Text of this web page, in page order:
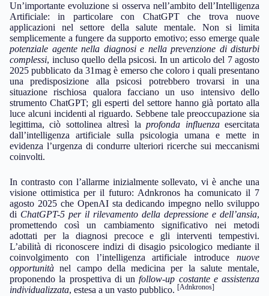
Un’importante evoluzione si osserva nell’ambito dell’Intelligenza
Artificiale: in particolare con ChatGPT che trova nuove
applicazioni nel settore della salute mentale. Non si limita
semplicemente a fungere da supporto emotivo; esso emerge quale
potenziale agente nella diagnosi e nella prevenzione di disturbi
complessi, incluso quello della psicosi. In un articolo del 7 agosto
2025 pubblicato da 31mag è emerso che coloro i quali presentano
una predisposizione alla psicosi potrebbero trovarsi in una
situazione rischiosa qualora facciano un uso intensivo dello
strumento ChatGPT; gli esperti del settore hanno già portato alla
luce alcuni incidenti al riguardo. Sebbene tale preoccupazione sia
legittima, ciò sottolinea altresì laprofonda influenzaesercitata
dall’intelligenza artificiale sulla psicologia umana e mette in
evidenza l’urgenza di condurre ulteriori ricerche sui meccanismi
coinvolti.
In contrasto con l’allarme inizialmente sollevato, vi è anche una
visione ottimistica per il futuro: Adnkronos ha comunicato il 7
agosto 2025 che OpenAI sta dedicando impegno nello sviluppo
di ChatGPT-5 per il rilevamento della depressione e dell’ansia,
promettendo così un cambiamento significativo nei metodi
adottati per la diagnosi precoce e gli interventi tempestivi.
L’abilità di riconoscere indizi di disagio psicologico mediante il
coinvolgimento con l’intelligenza artificiale introduce nuove
opportunità nel campo della medicina per la salute mentale,
proponendo la prospettiva di unfollow-up costante e assistenza
individualizzata, estesa a un vasto pubblico. [Adnkronos]